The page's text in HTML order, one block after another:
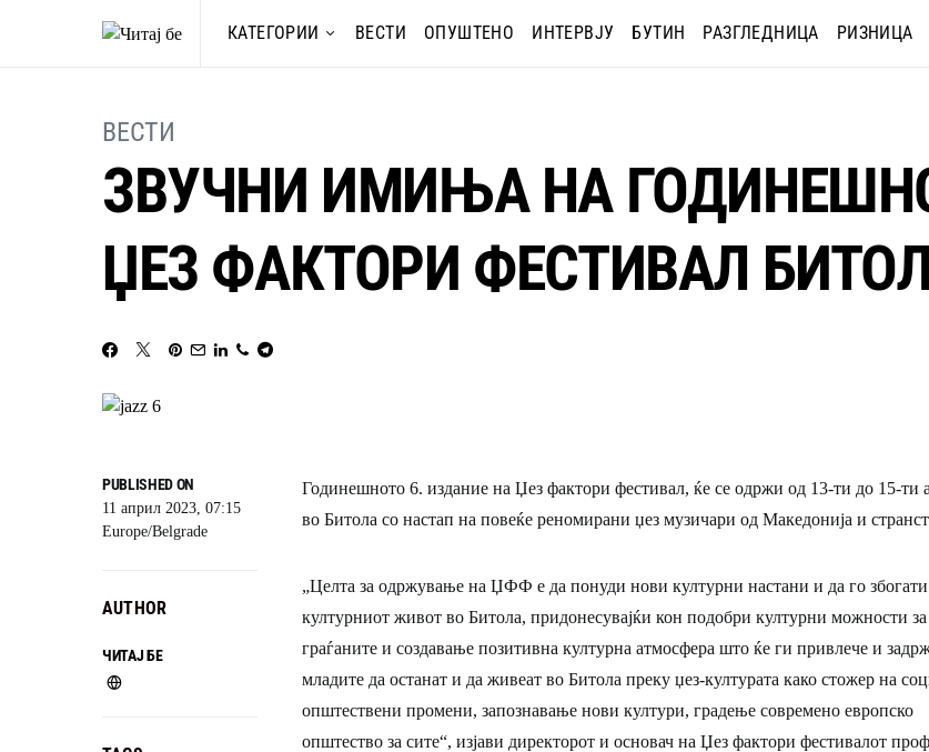
КАТЕГОРИИ ВЕСТИ ОПУШТЕНО ИНТЕРВЈУ БУТИН РАЗГЛЕДНИЦА РИЗНИЦА
ВЕСТИ
ЗВУЧНИ ИМИЊА НА
ЏЕЗ ФАКТОРИ ФЕСТИВАЛ
PUBLISHED ON
11 април 2023, 07:15
Europe/Belgrade
AUTHOR
ЧИТАЈ БЕ
Годинешното 6. издание на Џез фактори фестивал, ќе се одржи од 13-ти до 15-ти
во Битола со настап на повеќе реномирани џез музичари од Македонија и
„Целта за одржување на ЏФФ е да понуди нови културни настани и да го збогати
културниот живот во Битола, придонесувајќи кон подобри културни можности за
граѓаните и создавање позитивна културна атмосфера што ќе ги привлече и
младите да останат и да живеат во Битола преку џез-културата како стожер на
општествени промени, запознавање нови култури, градење современо европско
општество за сите“, изјави директорот и основач на Џез фактори фестивалот